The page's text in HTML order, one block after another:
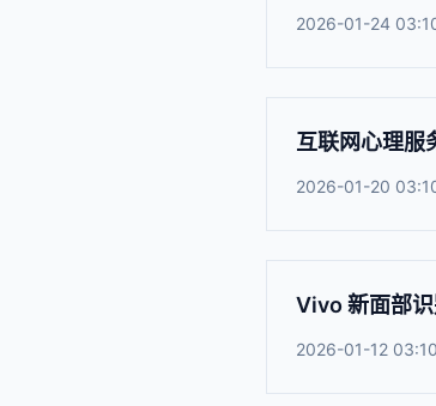
2026-01-24
互联网心理服
2026-01-20
Vivo 新面部
2026-01-12